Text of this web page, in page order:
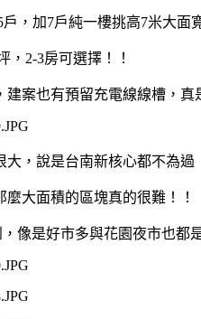
，加7戶純一樓挑高7米大面
，2-3房可選擇！！
案也有預留充電線線槽，真
，說是台南新核心都不為過
大面積的區塊真的很難！！
像是好市多與花園夜市也都